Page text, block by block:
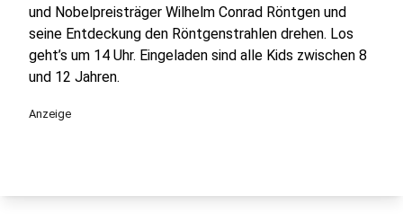
und Nobelpreisträger Wilhelm Conrad Röntgen und
seine Entdeckung den Röntgenstrahlen drehen. Los
geht’s um 14 Uhr. Eingeladen sind alle Kids zwischen 8
und 12 Jahren.
Anzeige